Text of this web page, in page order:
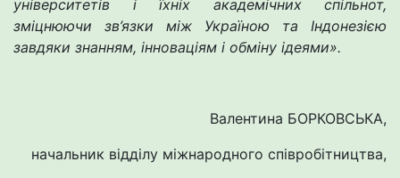
університетів і їхніх академічних спільнот,
зміцнюючи зв’язки між Україною та Індонезією
завдяки знанням, інноваціям і обміну ідеями».
Валентина БОРКОВСЬКА,
начальник відділу міжнародного співробітництва,